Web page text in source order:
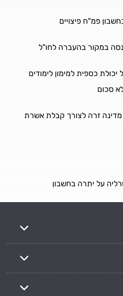
פמ"ח פיצויים
במקור בהעברה לחו"ל
יכולת כספית למימון לימודים
סכום
זרה לצורך קבלת אשרת
על יתרה בחשבון